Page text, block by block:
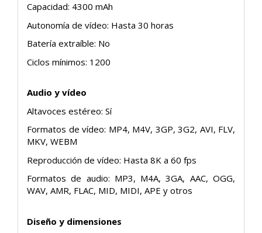
Capacidad: 4300 mAh
Autonomía de vídeo: Hasta 30 horas
Batería extraíble: No
Ciclos mínimos: 1200
Audio y vídeo
Altavoces estéreo: Sí
Formatos de vídeo: MP4, M4V, 3GP, 3G2, AVI, FLV,
MKV, WEBM
Reproducción de vídeo: Hasta 8K a 60 fps
Formatos de audio: MP3, M4A, 3GA, AAC, OGG,
WAV, AMR, FLAC, MID, MIDI, APE y otros
Diseño y dimensiones